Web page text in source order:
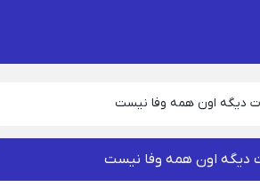
دیگه اون همه وفا نیست
دیگه اون همه وفا نیست